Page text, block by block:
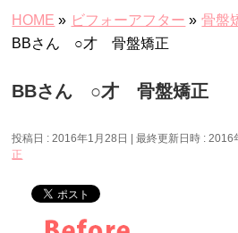
HOME » ビフォーアフター » 骨盤
BBさん ○才 骨盤矯正
BBさん ○才 骨盤矯正
投稿日 : 2016年1月28日 最終更新日時 : 2016
正